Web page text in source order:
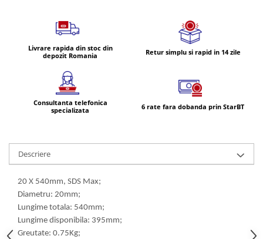
Volvo FH 4 Euro 6
Lumini, Becuri, Proiectoare
Accesorii iluminare LED camioane
Bare LED (LED Bar) off-road, auto
si camion
Becuri Led Auto
Becuri Xenon Auto
Seturi de Becuri Auto
Faruri Camioane, Utilaje &
Tractoare
Lampi de ceata
Livrare rapida din stoc din
depozit Romania
Retur simplu si rapid in 14 zile
Consultanta telefonica
specializata
6 rate fara dobanda prin StarBT
Descriere
20 X 540mm, SDS Max;
Diametru: 20mm;
Lungime totala: 540mm;
Lungime disponibila: 395mm;
Greutate: 0.75Kg;